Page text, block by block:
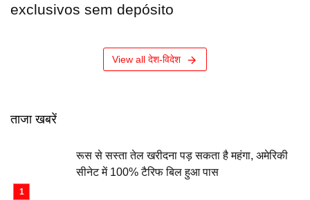
exclusivos sem depósito
View all देश-विदेश
ताजा खबरें
रूस से सस्ता तेल खरीदना पड़ सकता है महंगा, अमेरिकी
सीनेट में 100% टैरिफ बिल हुआ पास